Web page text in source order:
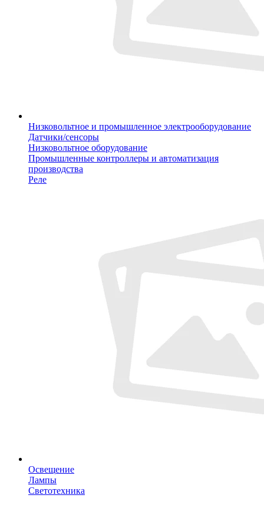
Низковольтное и промышленное электрооборудование
Датчики/сенсоры
Низковольтное оборудование
Промышленные контроллеры и автоматизация
производства
Реле
Освещение
Лампы
Светотехника